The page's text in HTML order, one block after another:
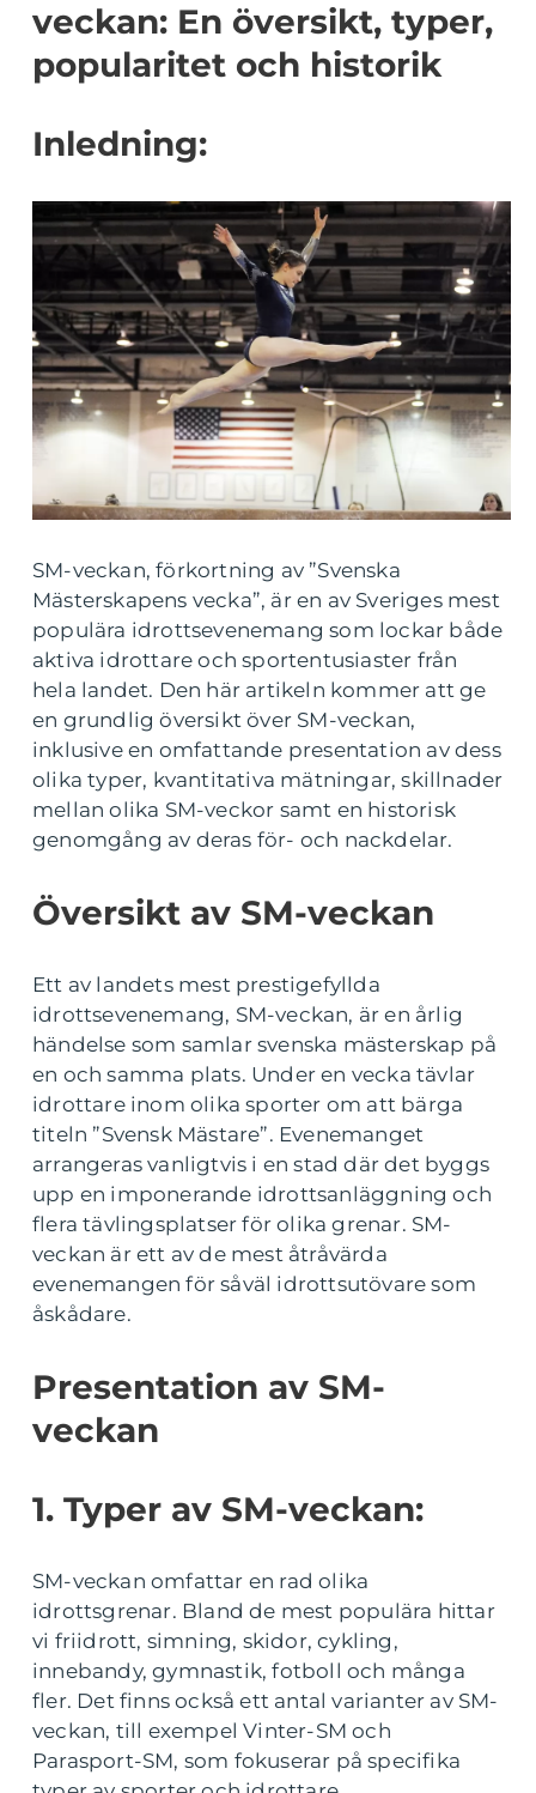
veckan: En översikt, typer,
popularitet och historik
Inledning:
SM-veckan, förkortning av ”Svenska
Mästerskapens vecka”, är en av Sveriges mest
populära idrottsevenemang som lockar både
aktiva idrottare och sportentusiaster från
hela landet. Den här artikeln kommer att ge
en grundlig översikt över SM-veckan,
inklusive en omfattande presentation av dess
olika typer, kvantitativa mätningar, skillnader
mellan olika SM-veckor samt en historisk
genomgång av deras för- och nackdelar.
Översikt av SM-veckan
Ett av landets mest prestigefyllda
idrottsevenemang, SM-veckan, är en årlig
händelse som samlar svenska mästerskap på
en och samma plats. Under en vecka tävlar
idrottare inom olika sporter om att bärga
titeln ”Svensk Mästare”. Evenemanget
arrangeras vanligtvis i en stad där det byggs
upp en imponerande idrottsanläggning och
flera tävlingsplatser för olika grenar. SM-
veckan är ett av de mest åtråvärda
evenemangen för såväl idrottsutövare som
åskådare.
Presentation av SM-
veckan
1. Typer av SM-veckan:
SM-veckan omfattar en rad olika
idrottsgrenar. Bland de mest populära hittar
vi friidrott, simning, skidor, cykling,
innebandy, gymnastik, fotboll och många
fler. Det finns också ett antal varianter av SM-
veckan, till exempel Vinter-SM och
Parasport-SM, som fokuserar på specifika